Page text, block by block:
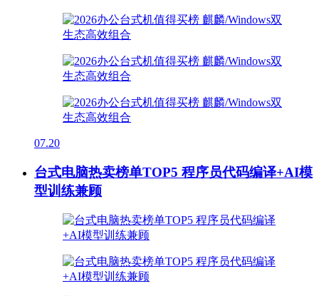
07.20
台式电脑热卖榜单TOP5 程序员代码编译+AI模
型训练兼顾